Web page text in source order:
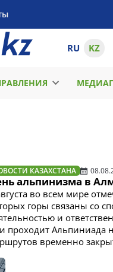
RU KZ
КАЗАХСТАНА
альпинизма в
во всем мире
горы связаны со
и
проходит Альпиниада
временно